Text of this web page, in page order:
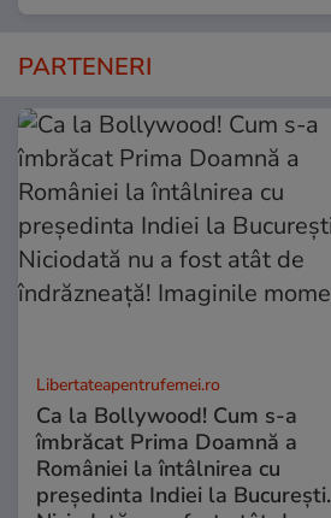
PARTENERI
Libertateapentrufemei.ro
Ca la Bollywood! Cum s-a
îmbrăcat Prima Doamnă a
României la întâlnirea cu
președinta Indiei la București.